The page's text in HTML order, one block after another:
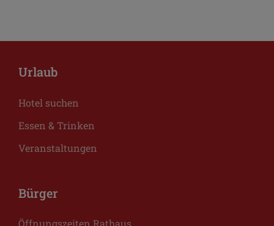
Urlaub
Hotel suchen
Essen & Trinken
Veranstaltungen
Bürger
Öffnungszeiten Rathaus